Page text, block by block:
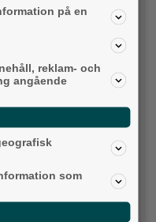
augusti
på en
reklam- och
angående
som